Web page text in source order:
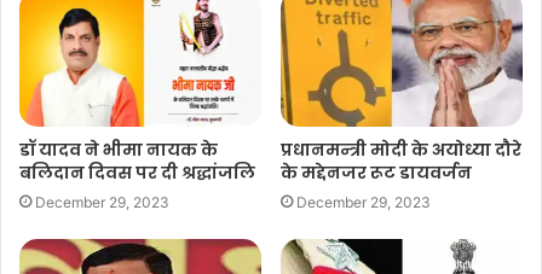
डॉ यादव ने भीमा नायक के
बलिदान दिवस पर दी श्रद्धांजलि
December 29, 2023
प्रधानमन्त्री मोदी के अयोध्या दौरे
के मद्देनजर रूट डायवर्जन
December 29, 2023